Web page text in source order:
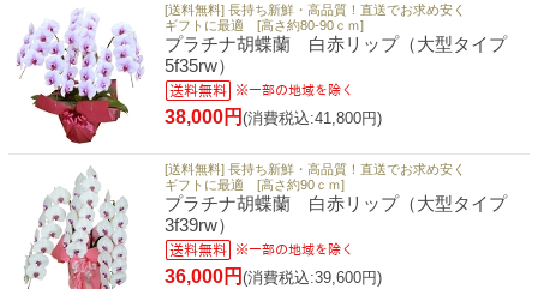
[送料無料] 長持ち新鮮・高品質！直送でお求め安く
ギフトに最適 [高さ約80-90ｃｍ]
プラチナ胡蝶蘭 白赤リップ（大型タイプ
5f35rw）
38,000円 (消費税込:41,800円)
[送料無料] 長持ち新鮮・高品質！直送でお求め安く
ギフトに最適 [高さ約90ｃｍ]
プラチナ胡蝶蘭 白赤リップ（大型タイプ
3f39rw）
36,000円 (消費税込:39,600円)